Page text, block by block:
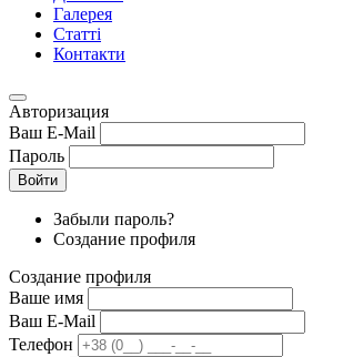
Галерея
Статтi
Контакти
Авторизация
Ваш E-Mail
Пароль
Войти
Забыли пароль?
Создание профиля
Создание профиля
Ваше имя
Ваш E-Mail
Телефон